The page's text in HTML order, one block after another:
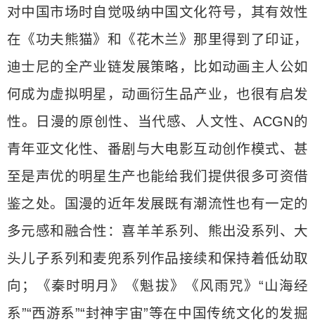
对中国市场时自觉吸纳中国文化符号，其有效性
在《功夫熊猫》和《花木兰》那里得到了印证，
迪士尼的全产业链发展策略，比如动画主人公如
何成为虚拟明星，动画衍生品产业，也很有启发
性。日漫的原创性、当代感、人文性、ACGN的
青年亚文化性、番剧与大电影互动创作模式、甚
至是声优的明星生产也能给我们提供很多可资借
鉴之处。国漫的近年发展既有潮流性也有一定的
多元感和融合性：喜羊羊系列、熊出没系列、大
头儿子系列和麦兜系列作品接续和保持着低幼取
向；《秦时明月》《魁拔》《风雨咒》“山海经
系”“西游系”“封神宇宙”等在中国传统文化的发掘